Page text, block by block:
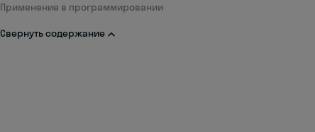
Применение в программировании
Свернуть содержание